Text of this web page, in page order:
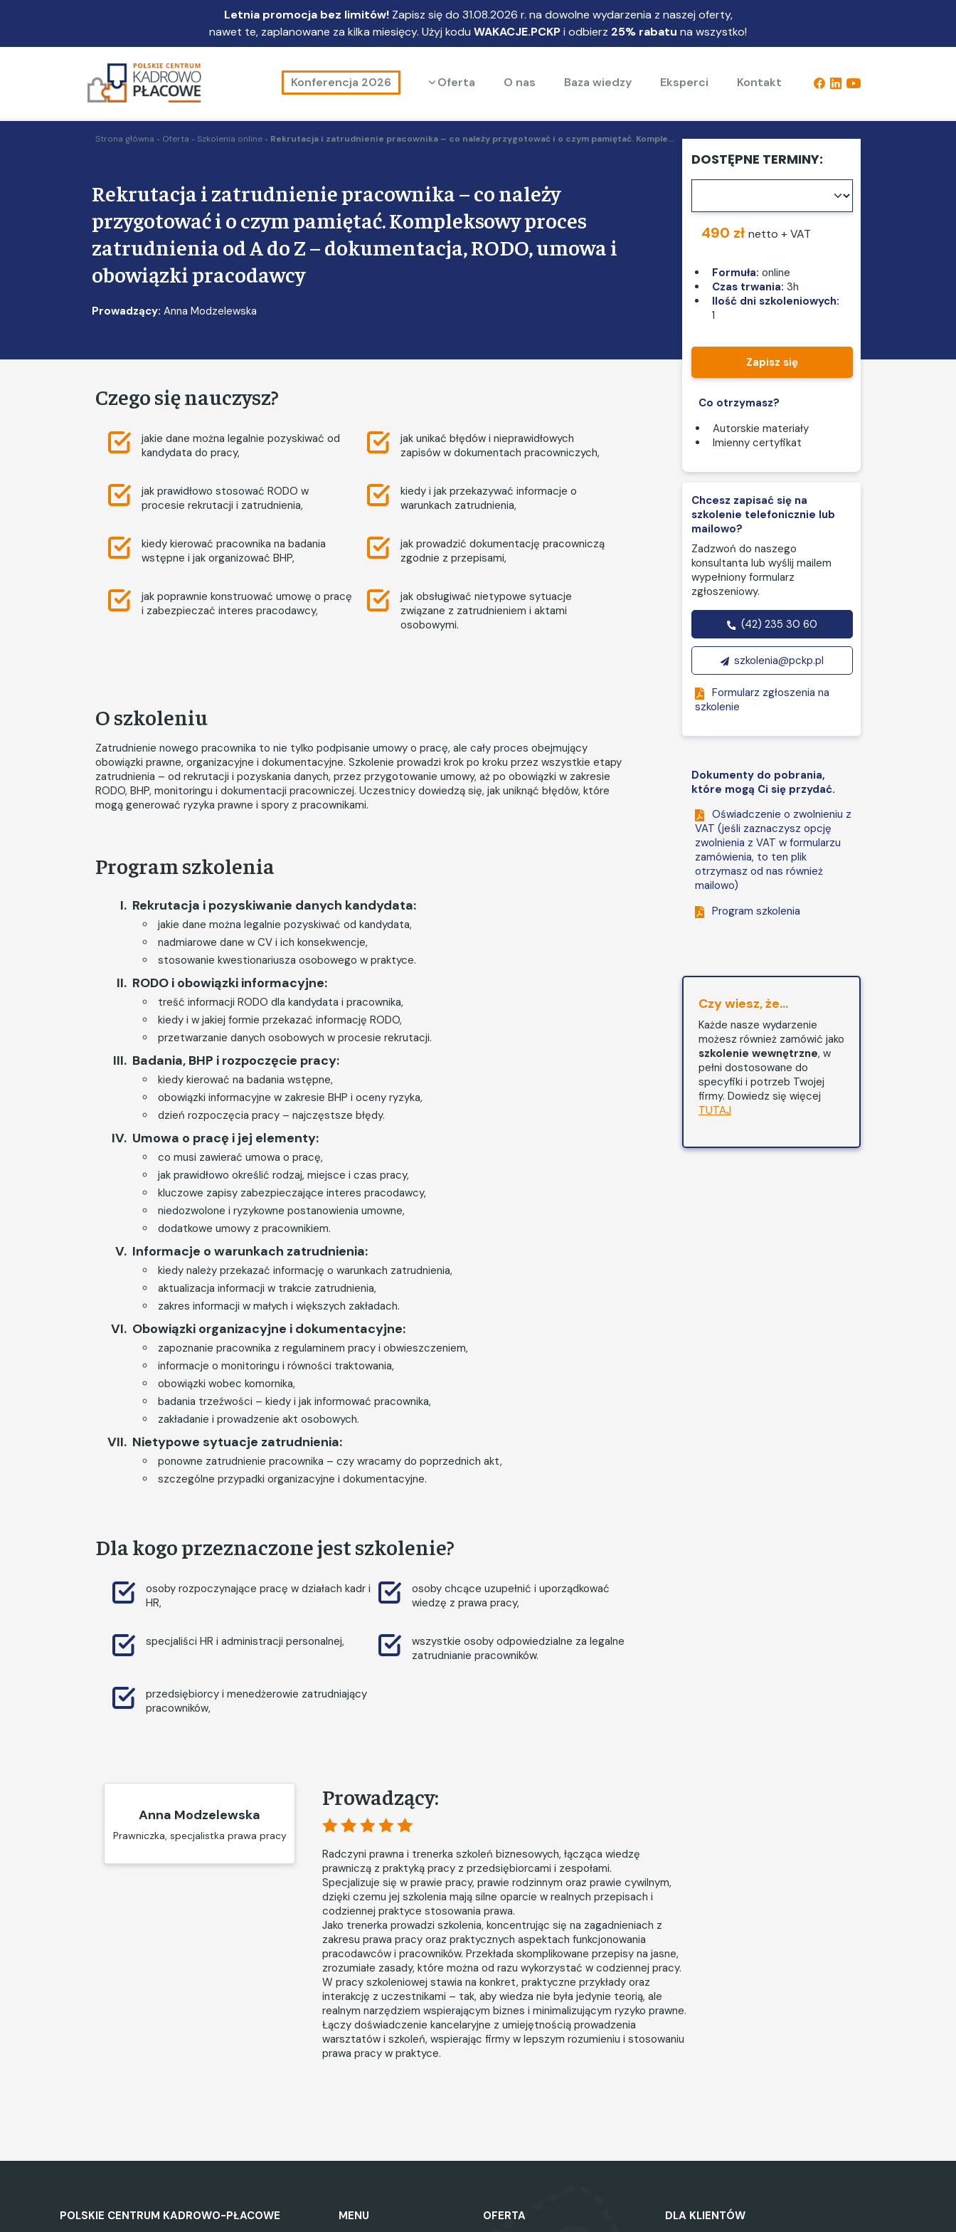
Letnia promocja bez limitów!Zapisz się do 31.08.2026 r. na dowolne wydarzenia z naszej oferty,
nawet te, zaplanowane za kilka miesięcy. Użyj kodu WAKACJE.PCKPi odbierz 25% rabatu na wszystko!
Konferencja 2026 Oferta O nas Baza wiedzy Eksperci Kontakt
Strona główna Oferta Szkolenia online Rekrutacja i zatrudnienie pracownika – co należy przygotować i o czym pamiętać. Komple...
Rekrutacja i zatrudnienie pracownika – co należy
przygotować i o czym pamiętać. Kompleksowy proces
zatrudnienia od A do Z – dokumentacja, RODO, umowa i
obowiązki pracodawcy
Prowadzący: Anna Modzelewska
DOSTĘPNE TERMINY:
490 zł netto + VAT
Formuła: online
Czas trwania: 3h
Ilość dni szkoleniowych:
1
Zapisz się
Co otrzymasz?
Autorskie materiały
Imienny certyfikat
Chcesz zapisać się na
szkolenie telefonicznie lub
mailowo?
Zadzwoń do naszego
konsultanta lub wyślij mailem
wypełniony formularz
zgłoszeniowy.
(42) 235 30 60
szkolenia@pckp.pl
Formularz zgłoszenia na
szkolenie
Dokumenty do pobrania,
które mogą Ci się przydać.
Oświadczenie o zwolnieniu z
VAT (jeśli zaznaczysz opcję
zwolnienia z VAT w formularzu
zamówienia, to ten plik
otrzymasz od nas również
mailowo)
Program szkolenia
Czy wiesz, że...
Każde nasze wydarzenie
możesz również zamówić jako
szkolenie wewnętrzne, w
pełni dostosowane do
specyfiki i potrzeb Twojej
firmy. Dowiedz się więcej
TUTAJ
Czego się nauczysz?
jakie dane można legalnie pozyskiwać od
kandydata do pracy,
jak prawidłowo stosować RODO w
procesie rekrutacji i zatrudnienia,
kiedy kierować pracownika na badania
wstępne i jak organizować BHP,
jak poprawnie konstruować umowę o pracę
i zabezpieczać interes pracodawcy,
jak unikać błędów i nieprawidłowych
zapisów w dokumentach pracowniczych,
kiedy i jak przekazywać informacje o
warunkach zatrudnienia,
jak prowadzić dokumentację pracowniczą
zgodnie z przepisami,
jak obsługiwać nietypowe sytuacje
związane z zatrudnieniem i aktami
osobowymi.
O szkoleniu
Zatrudnienie nowego pracownika to nie tylko podpisanie umowy o pracę, ale cały proces obejmujący
obowiązki prawne, organizacyjne i dokumentacyjne. Szkolenie prowadzi krok po kroku przez wszystkie etapy
zatrudnienia – od rekrutacji i pozyskania danych, przez przygotowanie umowy, aż po obowiązki w zakresie
RODO, BHP, monitoringu i dokumentacji pracowniczej. Uczestnicy dowiedzą się, jak uniknąć błędów, które
mogą generować ryzyka prawne i spory z pracownikami.
Program szkolenia
Rekrutacja i pozyskiwanie danych kandydata:
jakie dane można legalnie pozyskiwać od kandydata,
nadmiarowe dane w CV i ich konsekwencje,
stosowanie kwestionariusza osobowego w praktyce.
RODO i obowiązki informacyjne:
treść informacji RODO dla kandydata i pracownika,
kiedy i w jakiej formie przekazać informację RODO,
przetwarzanie danych osobowych w procesie rekrutacji.
Badania, BHP i rozpoczęcie pracy:
kiedy kierować na badania wstępne,
obowiązki informacyjne w zakresie BHP i oceny ryzyka,
dzień rozpoczęcia pracy – najczęstsze błędy.
Umowa o pracę i jej elementy:
co musi zawierać umowa o pracę,
jak prawidłowo określić rodzaj, miejsce i czas pracy,
kluczowe zapisy zabezpieczające interes pracodawcy,
niedozwolone i ryzykowne postanowienia umowne,
dodatkowe umowy z pracownikiem.
Informacje o warunkach zatrudnienia:
kiedy należy przekazać informację o warunkach zatrudnienia,
aktualizacja informacji w trakcie zatrudnienia,
zakres informacji w małych i większych zakładach.
Obowiązki organizacyjne i dokumentacyjne:
zapoznanie pracownika z regulaminem pracy i obwieszczeniem,
informacje o monitoringu i równości traktowania,
obowiązki wobec komornika,
badania trzeźwości – kiedy i jak informować pracownika,
zakładanie i prowadzenie akt osobowych.
Nietypowe sytuacje zatrudnienia:
ponowne zatrudnienie pracownika – czy wracamy do poprzednich akt,
szczególne przypadki organizacyjne i dokumentacyjne.
Dla kogo przeznaczone jest szkolenie?
osoby rozpoczynające pracę w działach kadr i
HR,
specjaliści HR i administracji personalnej,
przedsiębiorcy i menedżerowie zatrudniający
pracowników,
osoby chcące uzupełnić i uporządkować
wiedzę z prawa pracy,
wszystkie osoby odpowiedzialne za legalne
zatrudnianie pracowników.
Anna Modzelewska
Prawniczka, specjalistka prawa pracy
Prowadzący:
Radczyni prawna i trenerka szkoleń biznesowych, łącząca wiedzę
prawniczą z praktyką pracy z przedsiębiorcami i zespołami.
Specjalizuje się w prawie pracy, prawie rodzinnym oraz prawie cywilnym,
dzięki czemu jej szkolenia mają silne oparcie w realnych przepisach i
codziennej praktyce stosowania prawa.
Jako trenerka prowadzi szkolenia, koncentrując się na zagadnieniach z
zakresu prawa pracy oraz praktycznych aspektach funkcjonowania
pracodawców i pracowników. Przekłada skomplikowane przepisy na jasne,
zrozumiałe zasady, które można od razu wykorzystać w codziennej pracy.
W pracy szkoleniowej stawia na konkret, praktyczne przykłady oraz
interakcję z uczestnikami – tak, aby wiedza nie była jedynie teorią, ale
realnym narzędziem wspierającym biznes i minimalizującym ryzyko prawne.
Łączy doświadczenie kancelaryjne z umiejętnością prowadzenia
warsztatów i szkoleń, wspierając firmy w lepszym rozumieniu i stosowaniu
prawa pracy w praktyce.
POLSKIE CENTRUM KADROWO-PŁACOWE MENU OFERTA DLA KLIENTÓW